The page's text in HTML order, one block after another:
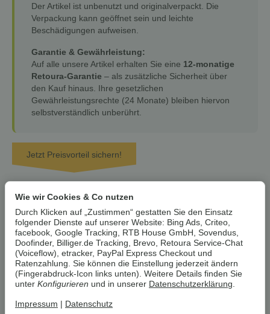
Der Artikel ist unbenutzt und originalverpackt. Die
Verpackung kann geöffnet sein und leichte
Beschädigungen aufweisen.
Garantie & Gewährleistung:
Auf alle unsere Artikel erhalten Sie eine 12-monatige
Retoura-Garantie – als zusätzliche Sicherheit über
den Kauf hinaus. Ihre gesetzlichen
Gewährleistungsrechte (24 Monate) bleiben hiervon
selbstverständlich unberührt.
Jetzt Preisvorteil sichern!
43,99 € 36,99 €
nur noch 3 verfügbar!
Lieferzeit:1 - 3 Werktage
(DE)
* Der Streichpreis bezieht sich auf den aktuellen durchschnittlichen
Neupreis bei Google Shopping Deutschland oder Idealo Deutschland.
Stk
In den Warenkorb
Wie wir Cookies & Co nutzen
Durch Klicken auf „Zustimmen“ gestatten Sie den Einsatz
folgender Dienste auf unserer Website: Bing Ads, Criteo,
facebook, Google Tracking, RTB House GmbH, Sovendus,
Doofinder, Billiger.de Tracking, Brevo, Retoura Service-Chat
(Voiceflow), etracker, PayPal Express Checkout und
Ratenzahlung. Sie können die Einstellung jederzeit ändern
(Fingerabdruck-Icon links unten). Weitere Details finden Sie
unter Konfigurieren und in unserer Datenschutzerklärung
Impressum Datenschutz